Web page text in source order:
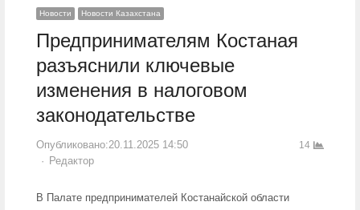
Новости Новости Казахстана
Предпринимателям Костаная
разъяснили ключевые
изменения в налоговом
законодательстве
Опубликовано:20.11.2025 14:50
Author
Редактор
14
В Палате предпринимателей Костанайской области